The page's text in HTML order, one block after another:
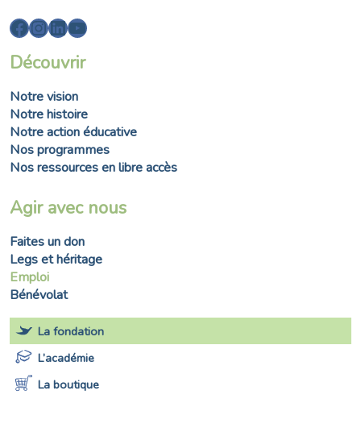
Facebook
Instagram
LinkedIn
YouTube
Découvrir
Notre vision
Notre histoire
Notre action éducative
Nos programmes
Nos ressources en libre accès
Agir avec nous
Faites un don
Legs et héritage
Emploi
Bénévolat
La fondation
L’académie
La boutique